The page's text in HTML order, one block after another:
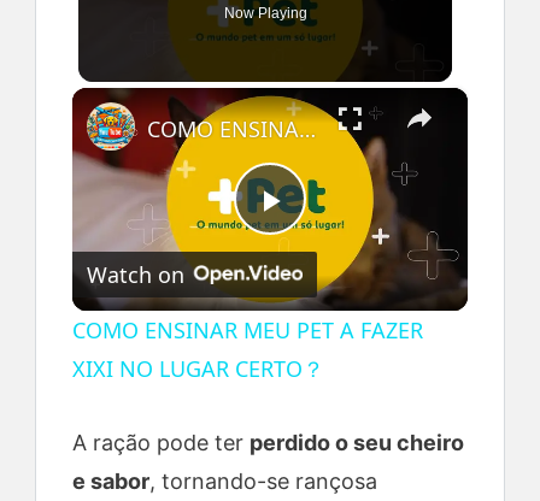
Now Playing
×
P
l
a
y
COMO ENSINAR MEU PET A FAZER XIXI NO LUGAR CERTO？
Watch on
COMO ENSINAR MEU PET A FAZER
XIXI NO LUGAR CERTO？
A ração pode ter perdido o seu cheiro
e sabor, tornando-se rançosa